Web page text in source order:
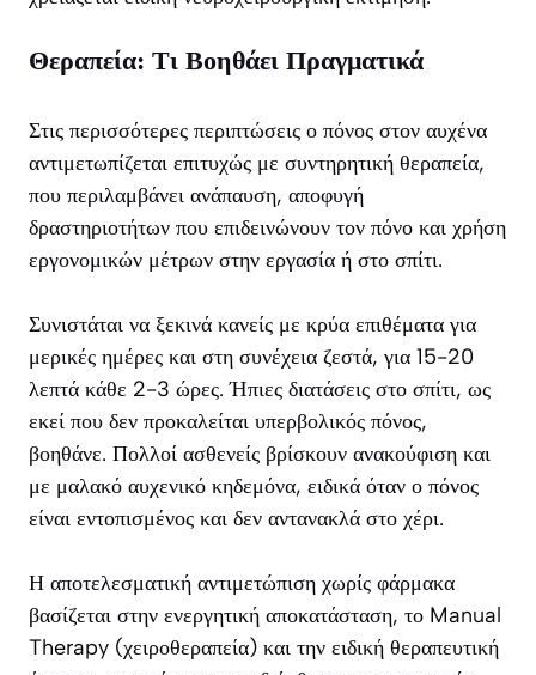
Θεραπεία: Τι Βοηθάει Πραγματικά
Στις περισσότερες περιπτώσεις ο πόνος στον αυχένα
αντιμετωπίζεται επιτυχώς με συντηρητική θεραπεία,
που περιλαμβάνει ανάπαυση, αποφυγή
δραστηριοτήτων που επιδεινώνουν τον πόνο και χρήση
εργονομικών μέτρων στην εργασία ή στο σπίτι.
Συνιστάται να ξεκινά κανείς με κρύα επιθέματα για
μερικές ημέρες και στη συνέχεια ζεστά, για 15-20
λεπτά κάθε 2-3 ώρες. Ήπιες διατάσεις στο σπίτι, ως
εκεί που δεν προκαλείται υπερβολικός πόνος,
βοηθάνε. Πολλοί ασθενείς βρίσκουν ανακούφιση και
με μαλακό αυχενικό κηδεμόνα, ειδικά όταν ο πόνος
είναι εντοπισμένος και δεν αντανακλά στο χέρι.
Η αποτελεσματική αντιμετώπιση χωρίς φάρμακα
βασίζεται στην ενεργητική αποκατάσταση, το Manual
Therapy (χειροθεραπεία) και την ειδική θεραπευτική